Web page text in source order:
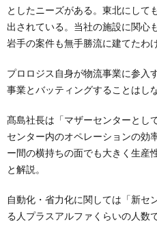
としたニーズがある。東北にして
出されている。当社の施設に関心
岩手の案件も無手勝流に建てたわ
プロロジス自身が物流事業に参入
事業とバッティングすることはし
髙島社長は「マザーセンターとし
センター内のオペレーションの効
ー間の横持ちの面でも大きく生産
と解説。
自動化・省力化に関しては「新セ
る人プラスアルファくらいの人数